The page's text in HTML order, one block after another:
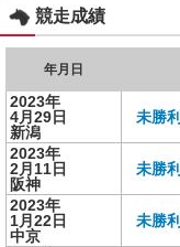
競走成績
年月日
2023年
4月29日
新潟
未勝利
2023年
2月11日
阪神
未勝利
2023年
1月22日
中京
未勝利